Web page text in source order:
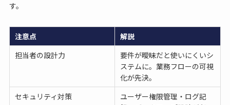
す。
注意点
解説
担当者の設計力
要件が曖昧だと使いにくいシ
ステムに。業務フローの可視
化が先決。
セキュリティ対策
ユーザー権限管理・ログ記